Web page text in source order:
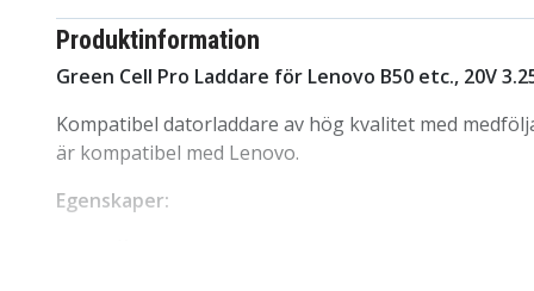
Produktinformation
Green Cell Pro Laddare för Lenovo B50 etc., 20V
Kompatibel datorladdare av hög kvalitet med
är kompatibel med Lenovo.
Egenskaper: